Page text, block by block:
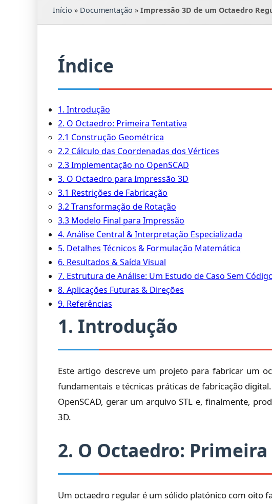
Início » Documentação » Impressão 3D de um Octaedro
Índice
1. Introdução
2. O Octaedro: Primeira Tentativa
2.1 Construção Geométrica
2.2 Cálculo das Coordenadas dos Vértices
2.3 Implementação no OpenSCAD
3. O Octaedro para Impressão 3D
3.1 Restrições de Fabricação
3.2 Transformação de Rotação
3.3 Modelo Final para Impressão
4. Análise Central & Interpretação Especializada
5. Detalhes Técnicos & Formulação Matemática
6. Resultados & Saída Visual
7. Estrutura de Análise: Um Estudo de Caso Sem
8. Aplicações Futuras & Direções
9. Referências
1. Introdução
Este artigo descreve um projeto para fabricar um
fundamentais e técnicas práticas de fabricação
OpenSCAD, gerar um arquivo STL e, finalmente,
3D.
2. O Octaedro:
Um octaedro regular é um sólido platónico com oito